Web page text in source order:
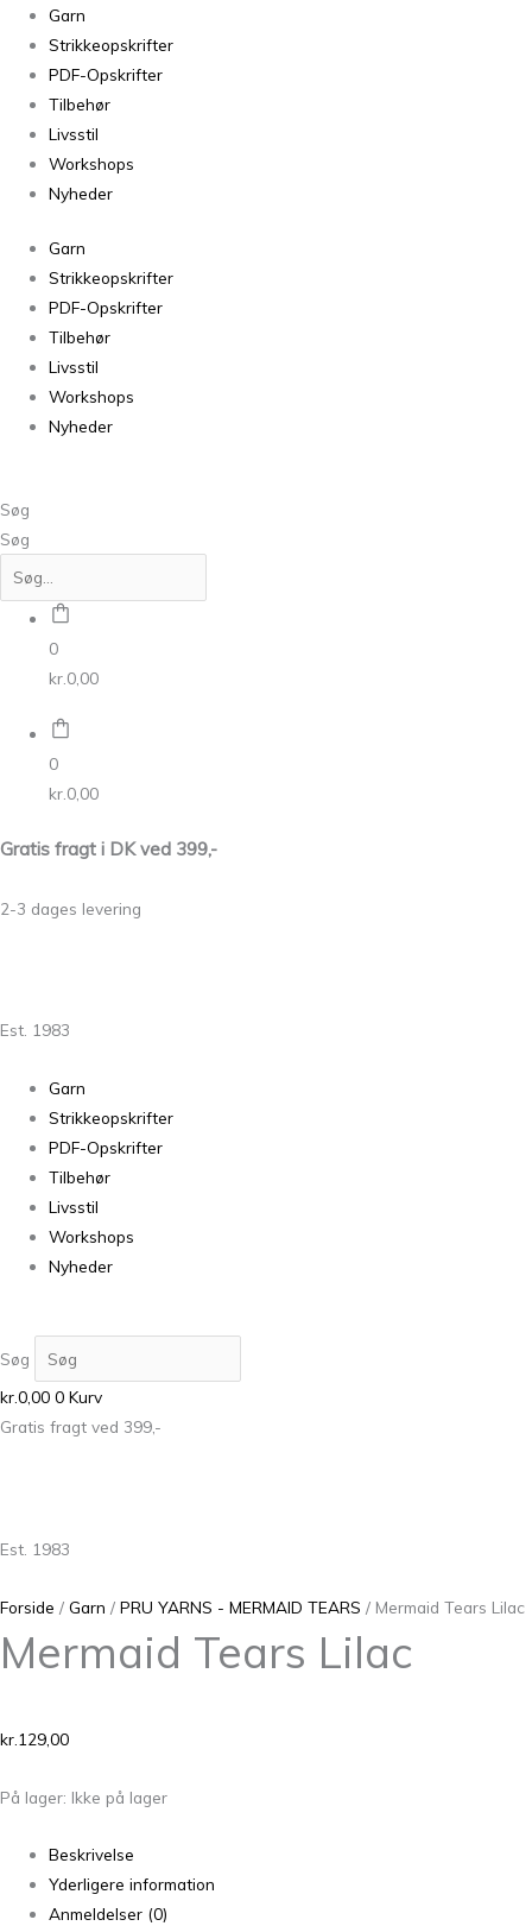
Garn
Strikkeopskrifter
PDF-Opskrifter
Tilbehør
Livsstil
Workshops
Nyheder
Garn
Strikkeopskrifter
PDF-Opskrifter
Tilbehør
Livsstil
Workshops
Nyheder
Søg
Søg
0
kr. 0,00
0
kr. 0,00
Gratis fragt i DK ved 399,-
2-3 dages levering
Est. 1983
Garn
Strikkeopskrifter
PDF-Opskrifter
Tilbehør
Livsstil
Workshops
Nyheder
Søg
kr.0,00 0 Kurv
Gratis fragt ved 399,-
Est. 1983
Forside / Garn / PRU YARNS - MERMAID TEARS / Mermaid Tears Lilac
Mermaid Tears Lilac
kr. 129,00
På lager: Ikke på lager
Beskrivelse
Yderligere information
Anmeldelser (0)